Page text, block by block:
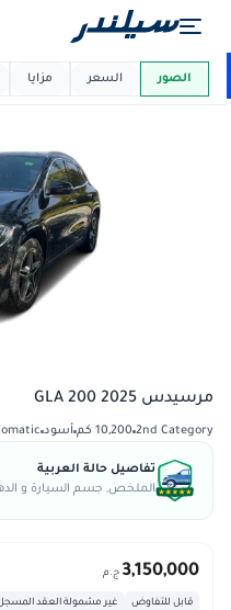
العربية دي
مرسيدس GLA 200 2025
2nd Category 10,200 كم أسود
تفاصيل حالة العربية
الملخص, جسم السيارة و
3,150,000 ج.م
قابل للتفاوض غير مشمولة العقد المسجل
الصور السعر مزايا